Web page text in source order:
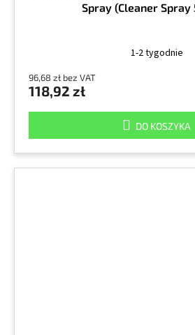
Spray (Cleaner Spray
1-2 tygodnie
96,68 zł bez VAT
118,92 zł
DO KOSZYKA